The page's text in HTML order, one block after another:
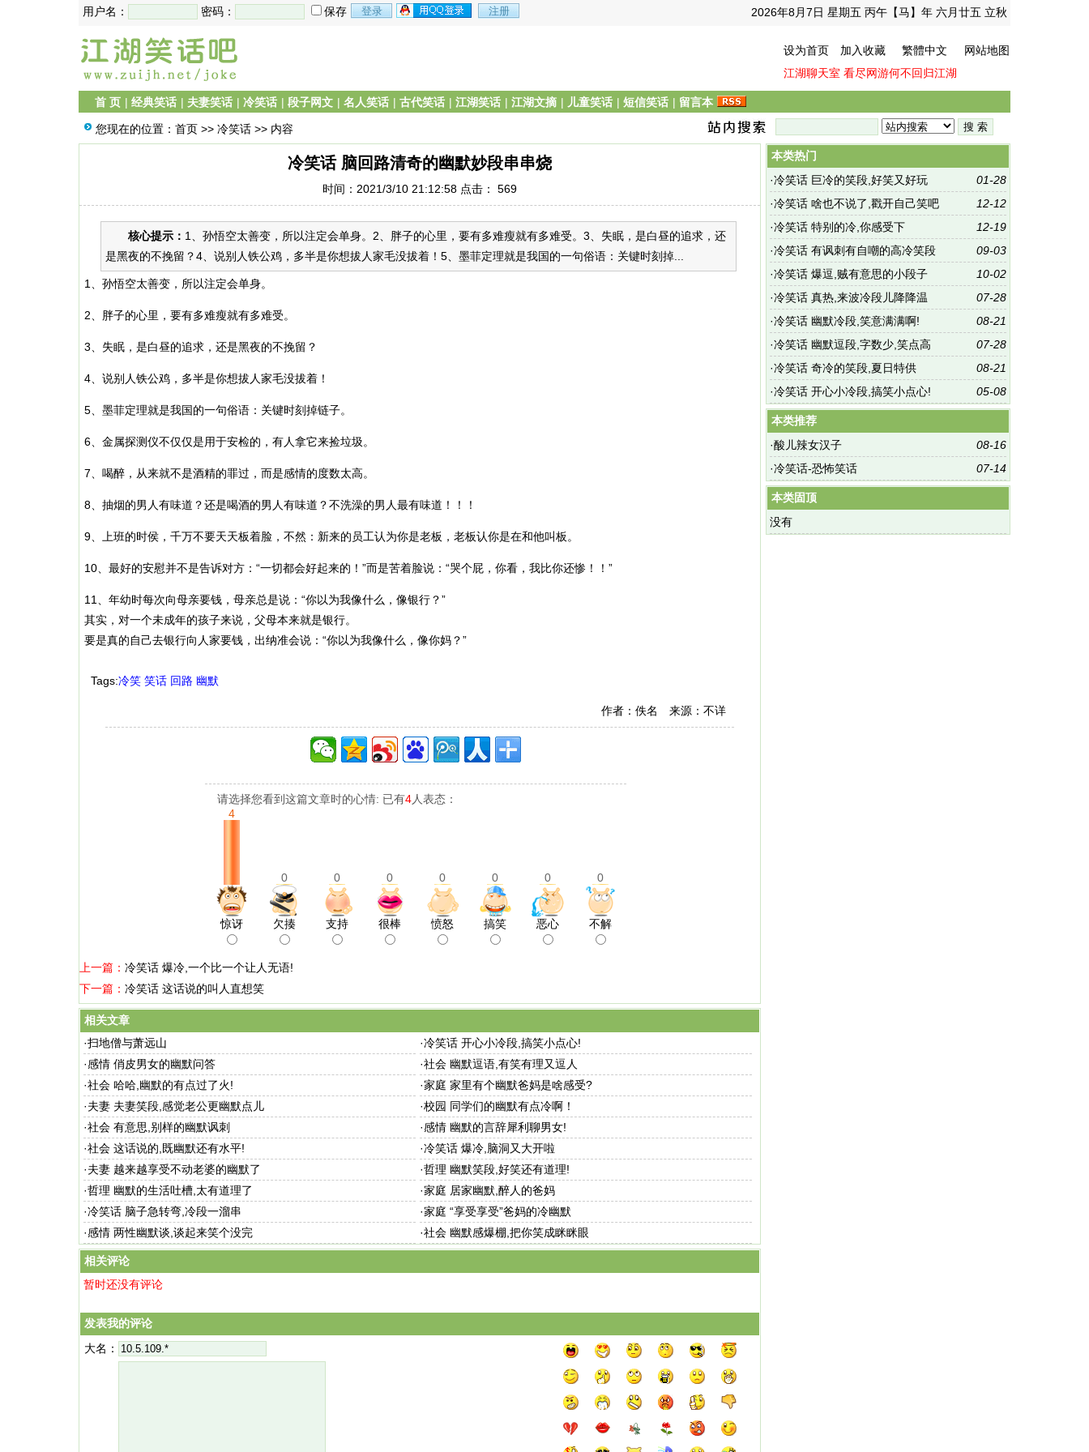
2026年8月7日 星期五 丙午【马】年 六月廿五 立秋
用户名： 密码： 保存
设为首页 加入收藏 繁體中文
网站地图
江湖聊天室 看尽网游何不回归江湖
首 页 | 经典笑话 | 夫妻笑话 | 冷笑话 | 段子网文 | 名人笑话 | 古代笑话 | 江湖笑话 | 江湖文摘 | 儿童笑话 | 短信笑话 | 留言本
您现在的位置： 首页 >> 冷笑话 >> 内容
冷笑话 脑回路清奇的幽默妙段串串烧
时间：2021/3/10 21:12:58 点击： 569
核心提示： 1、孙悟空太善变，所以注定会单身。2、胖子的心里，要有多难瘦就有多难受。3、失眠，是白昼的追求，还
是黑夜的不挽留？4、说别人铁公鸡，多半是你想拔人家毛没拔着！5、墨菲定理就是我国的一句俗语：关键时刻掉...
1、孙悟空太善变，所以注定会单身。
2、胖子的心里，要有多难瘦就有多难受。
3、失眠，是白昼的追求，还是黑夜的不挽留？
4、说别人铁公鸡，多半是你想拔人家毛没拔着！
5、墨菲定理就是我国的一句俗语：关键时刻掉链子。
6、金属探测仪不仅仅是用于安检的，有人拿它来捡垃圾。
7、喝醉，从来就不是酒精的罪过，而是感情的度数太高。
8、抽烟的男人有味道？还是喝酒的男人有味道？不洗澡的男人最有味道！！！
9、上班的时侯，千万不要天天板着脸，不然：新来的员工认为你是老板，老板认你是在和他叫板。
10、最好的安慰并不是告诉对方：“一切都会好起来的！”而是苦着脸说：“哭个屁，你看，我比你还惨！！”
11、年幼时每次向母亲要钱，母亲总是说：“你以为我像什么，像银行？”
其实，对一个未成年的孩子来说，父母本来就是银行。
要是真的自己去银行向人家要钱，出纳准会说：“你以为我像什么，像你妈？”
Tags:冷笑 笑话 回路 幽默
作者：佚名 来源：不详
请选择您看到这篇文章时的心情: 已有4人表态：
4
0 0 0 0 0 0 0
惊讶 欠揍 支持 很棒 愤怒 搞笑 恶心 不解
上一篇： 冷笑话 爆冷,一个比一个让人无语!
下一篇： 冷笑话 这话说的叫人直想笑
相关文章
·扫地僧与萧远山 ·冷笑话 开心小冷段,搞笑小点心!
·感情 俏皮男女的幽默问答 ·社会 幽默逗语,有笑有理又逗人
·社会 哈哈,幽默的有点过了火! ·家庭 家里有个幽默爸妈是啥感受?
·夫妻 夫妻笑段,感觉老公更幽默点儿 ·校园 同学们的幽默有点冷啊！
·社会 有意思,别样的幽默讽刺 ·感情 幽默的言辞犀利聊男女!
·社会 这话说的,既幽默还有水平! ·冷笑话 爆冷,脑洞又大开啦
·夫妻 越来越享受不动老婆的幽默了 ·哲理 幽默笑段,好笑还有道理!
·哲理 幽默的生活吐槽,太有道理了 ·家庭 居家幽默,醉人的爸妈
·冷笑话 脑子急转弯,冷段一溜串 ·家庭 “享受享受”爸妈的冷幽默
·感情 两性幽默谈,谈起来笑个没完 ·社会 幽默感爆棚,把你笑成眯眯眼
相关评论
暂时还没有评论
发表我的评论
大名：
本类热门
01-28
·冷笑话 巨冷的笑段,好笑又好玩
12-12
·冷笑话 啥也不说了,戳开自己笑吧
12-19
·冷笑话 特别的冷,你感受下
09-03
·冷笑话 有讽刺有自嘲的高冷笑段
10-02
·冷笑话 爆逗,贼有意思的小段子
07-28
·冷笑话 真热,来波冷段儿降降温
08-21
·冷笑话 幽默冷段,笑意满满啊!
07-28
·冷笑话 幽默逗段,字数少,笑点高
08-21
·冷笑话 奇冷的笑段,夏日特供
05-08
·冷笑话 开心小冷段,搞笑小点心!
本类推荐
08-16
·酸儿辣女汉子
07-14
·冷笑话-恐怖笑话
本类固顶
没有